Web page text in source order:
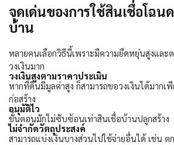
จุดเด่นของการใช้สินเชื่อโฉน
บ้าน
หลายคนเลือกวิธีนี้เพราะมีความยืดหยุ่นสูงและ
วงเงินมาก
วงเงินสูงตามราคาประเมิน
หากที่ดินมีมูลค่าสูง ก็สามารถขอวงเงินได้มากเ
ก่อสร้าง
อนุมัติไว
ขั้นตอนมักไม่ซับซ้อนเท่าสินเชื่อบ้านปลูกสร้าง
ไม่จำกัดวัตถุประสงค์
สามารถแบ่งเงินบางส่วนไปใช้จ่ายอื่นได้ เช่น